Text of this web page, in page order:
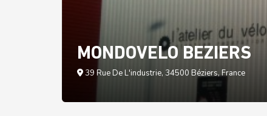
MONDOVELO BEZIERS
39 Rue De L'industrie, 34500 Béziers, France